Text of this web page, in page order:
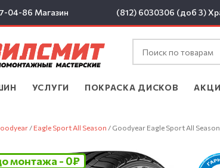
04-86 Магазин (812) 6030306 (доб 3)
УСЛУГИ ПОКРАСКА ДИСКОВ
/ Eagle Sport All Season / Goodyear Eagle Sport All
монтажа - 0₽